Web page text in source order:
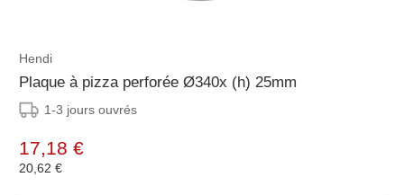
Hendi
Plaque à pizza perforée Ø340x (h) 25mm
1-3 jours ouvrés
17,18 €
20,62 €